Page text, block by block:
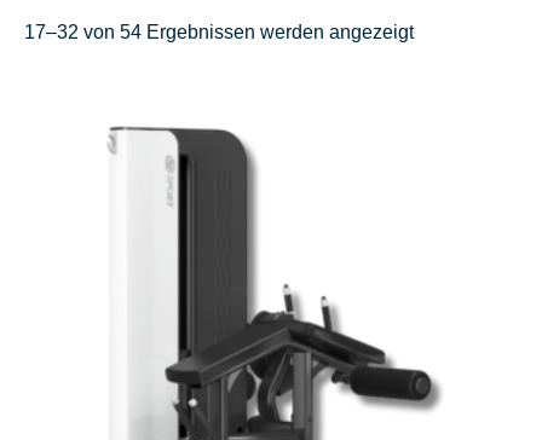
17–32 von 54 Ergebnissen werden angezeigt